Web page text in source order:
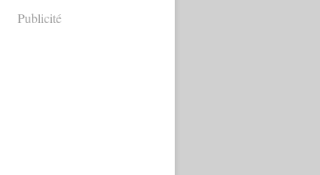
Publicité